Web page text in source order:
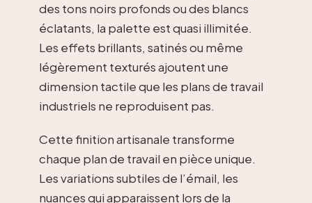
des tons noirs profonds ou des blancs
éclatants, la palette est quasi illimitée.
Les effets brillants, satinés ou même
légèrement texturés ajoutent une
dimension tactile que les plans de travail
industriels ne reproduisent pas.
Cette finition artisanale transforme
chaque plan de travail en pièce unique.
Les variations subtiles de l’émail, les
nuances qui apparaissent lors de la